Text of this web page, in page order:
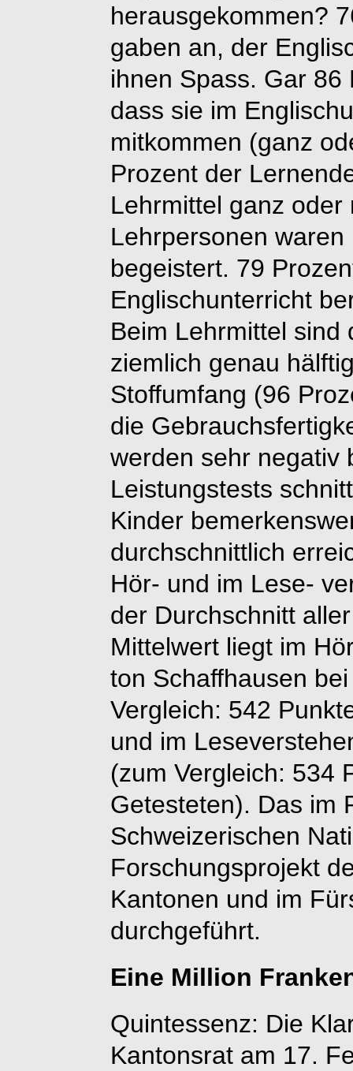
herausgekommen?
gaben an, der
ihnen Spass. Gar
dass sie im
mitkommen (ganz
Prozent der
Lehrmittel ganz
Lehrpersonen
begeistert. 79
Englischunterricht
Beim Lehrmittel sind
ziemlich genau
Stoffumfang (96
die
werden sehr negativ
Leistungstests
Kinder
durchschnittlich
Hör- und im Lese-
der Durchschnitt
Mittelwert liegt im
ton Schaffhausen
Vergleich: 542
und im
(zum Vergleich: 534
Getesteten). Das im
Schweizerischen
Forschungsprojekt
Kantonen und im
durchgeführt.
Eine Million
Quintessenz: Die
Kantonsrat am 17.